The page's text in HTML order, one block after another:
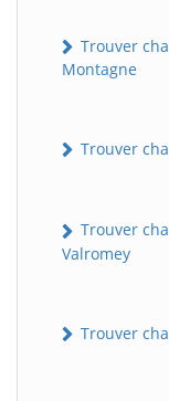
Trouver
Montagne
Trouver
Trouver
Valromey
Trouver